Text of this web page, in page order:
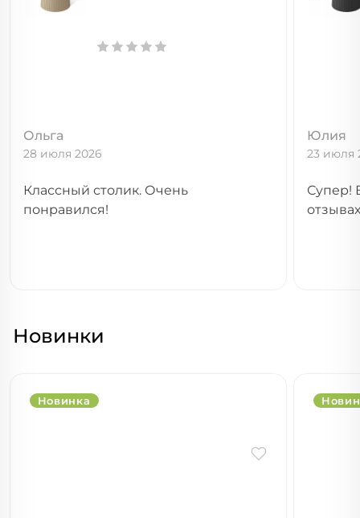
Ольга
28 июля 2026
Классный столик. Очень
понравился!
Юлия
23 июля
Супер!
Новинки
Новинка